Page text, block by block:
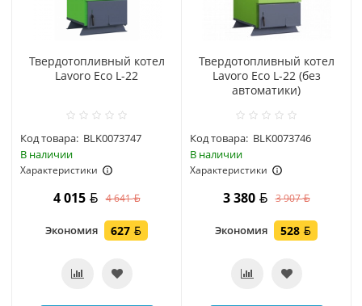
Твердотопливный котел
Lavoro Eco L-22
Код товара: BLK0073747
В наличии
Характеристики
4 015 4 641
Экономия 627
Твердотопливный котел
Lavoro Eco L-22 (без
автоматики)
Код товара: BLK0073746
В наличии
Характеристики
3 380 3 907
Экономия 528